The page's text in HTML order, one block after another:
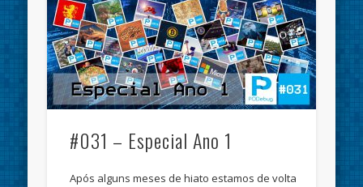
#031 – Especial Ano 1
Após alguns meses de hiato estamos de volta